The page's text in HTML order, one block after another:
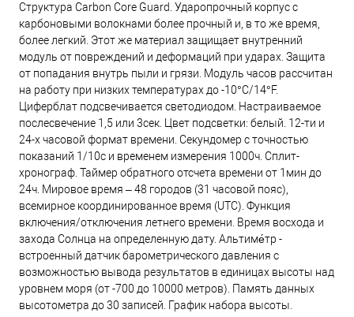
Структура Carbon Core Guard. Ударопрочный корпус с
карбоновыми волокнами более прочный и, в то же время,
более легкий. Этот же материал защищает внутренний
модуль от повреждений и деформаций при ударах. Защита
от попадания внутрь пыли и грязи. Модуль часов рассчитан
на работу при низких температурах до -10°С/14°F.
Циферблат подсвечивается светодиодом. Настраиваемое
послесвечение 1,5 или 3сек. Цвет подсветки: белый. 12-ти и
24-х часовой формат времени. Секундомер с точностью
показаний 1/10с и временем измерения 1000ч. Сплит-
хронограф. Таймер обратного отсчета времени от 1мин до
24ч. Мировое время – 48 городов (31 часовой пояс),
всемирное координированное время (UTC). Функция
включения/отключения летнего времени. Время восхода и
захода Солнца на определенную дату. Альтиме́тр -
встроенный датчик барометрического давления с
возможностью вывода результатов в единицах высоты над
уровнем моря (от -700 до 10000 метров). Память данных
высотометра до 30 записей. График набора высоты.